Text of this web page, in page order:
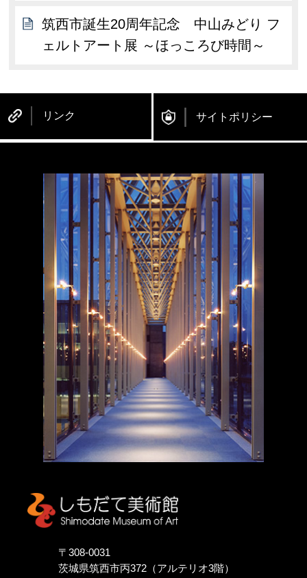
筑西市誕生20周年記念 中山みどり フ
ェルトアート展 ～ほっころび時間～
リンク サイトポリシー
しもだて美術館
〒308-0031
茨城県筑西市丙372（アルテリオ3階）